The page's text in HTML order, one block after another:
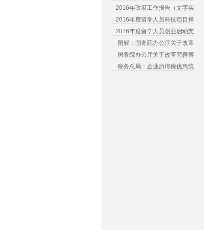
2016年政府工作报告（文字实
2016年度留学人员科技项目择
2016年度留学人员创业启动支
图解：国务院办公厅关于改革
国务院办公厅关于改革完善博
税务总局：企业所得税优惠统